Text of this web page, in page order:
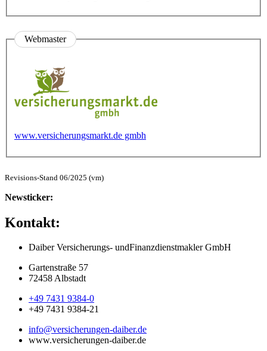
Webmaster
www.versicherungsmarkt.de gmbh
Revisions-Stand 06/2025 (vm)
Newsticker:
Kontakt:
Daiber Versicherungs- undFinanzdienstmakler GmbH
Gartenstraße 57
72458 Albstadt
+49 7431 9384-0
+49 7431 9384-21
info@versicherungen-daiber.de
www.versicherungen-daiber.de